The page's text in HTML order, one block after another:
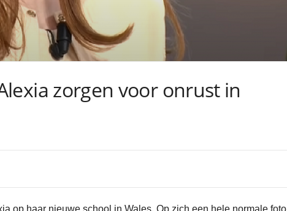
zorgen voor onrust in
op haar nieuwe school in Wales. Op zich een hele normale foto